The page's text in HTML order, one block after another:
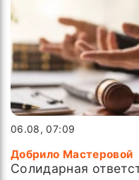
06.08, 07:09
Добрило Мастеровой
Солидарная